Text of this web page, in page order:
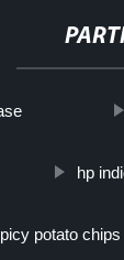
hp
potato chips